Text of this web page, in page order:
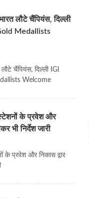
लौटे चैंपियंस, दिल्ली
Medallists
चैंपियंस, दिल्ली IGI
Welcome
के प्रवेश और
भी निर्देश जारी
के प्रवेश और निकास द्वार